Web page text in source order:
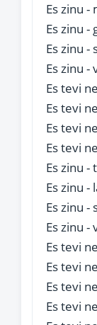
Es zinu -
Es zinu -
Es zinu -
Es zinu
Es tevi
Es tevi
Es tevi
Es tevi
Es zinu -
Es zinu -
Es zinu -
Es zinu
Es tevi
Es tevi
Es tevi
Es tevi